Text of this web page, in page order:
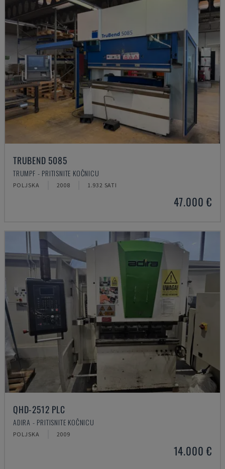
TRUBEND 5085
TRUMPF - PRITISNITE KOČNICU
POLJSKA 2008 1.932 SATI
47.000 €
QHD-2512 PLC
ADIRA - PRITISNITE KOČNICU
POLJSKA 2009
14.000 €